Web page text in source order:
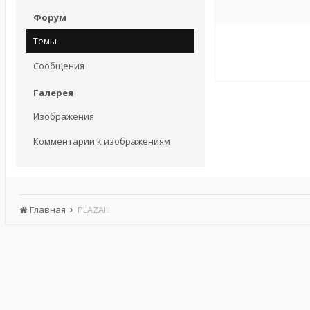
Форум
Темы
Сообщения
Галерея
Изображения
Комментарии к изображениям
Главная PLAZAIII